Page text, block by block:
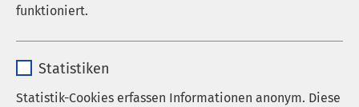
funktioniert.
Anbieter sgalinski
Statistiken
Statistik-Cookies erfassen Informationen anonym. Diese
Uhr einen Termin in unserer Tagesklinik online
vereinbaren – Sie werden dazu weitergeleitet auf